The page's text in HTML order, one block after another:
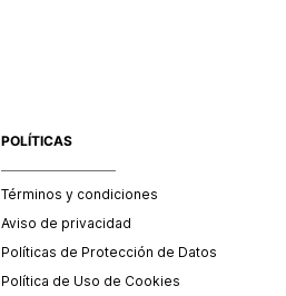
POLÍTICAS
Términos y condiciones
Aviso de privacidad
Políticas de Protección de Datos
Política de Uso de Cookies